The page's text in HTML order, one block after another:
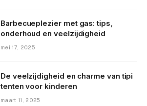
Barbecueplezier met gas: tips,
onderhoud en veelzijdigheid
mei 17, 2025
De veelzijdigheid en charme van tipi
tenten voor kinderen
maart 11, 2025